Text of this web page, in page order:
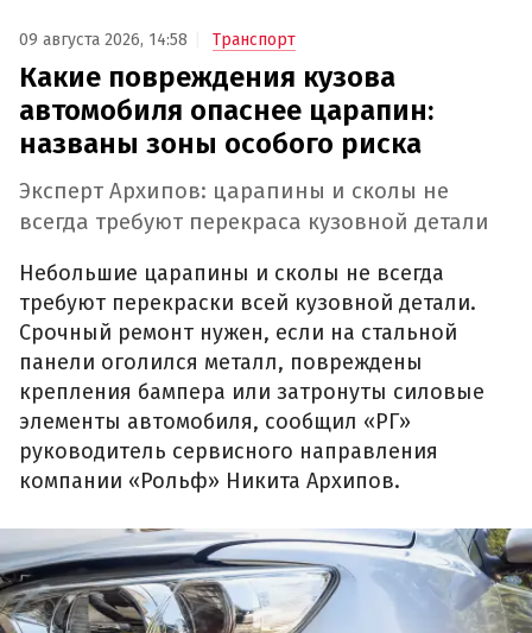
09 августа 2026, 14:58 Транспорт
Какие повреждения кузова
автомобиля опаснее царапин:
названы зоны особого риска
Эксперт Архипов: царапины и сколы не
всегда требуют перекраса кузовной детали
Небольшие царапины и сколы не всегда
требуют перекраски всей кузовной детали.
Срочный ремонт нужен, если на стальной
панели оголился металл, повреждены
крепления бампера или затронуты силовые
элементы автомобиля, сообщил «РГ»
руководитель сервисного направления
компании «Рольф» Никита Архипов.